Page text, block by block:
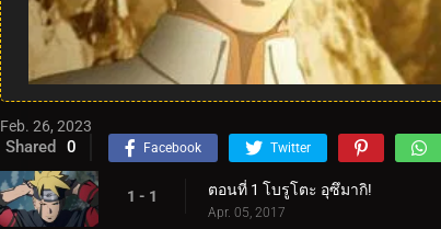
Feb. 26, 2023
Shared 0 Facebook Twitter
1 - 1 ตอนที่ 1 โบรูโตะ อุซึมากิ!
Apr. 05, 2017